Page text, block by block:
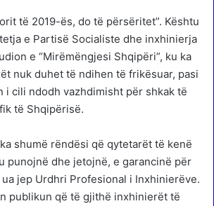
të 2019-ës, do të përsëritet”. Kështu
e Partisë Socialiste dhe inxhinierja
e “Mirëmëngjesi Shqipëri”, ku ka
nuk duhet të ndihen të frikësuar, pasi
i cili ndodh vazhdimisht për shkak të
të Shqipërisë.
shumë rëndësi që qytetarët të kenë
punojnë dhe jetojnë, e garancinë për
jep Urdhri Profesional i Inxhinierëve.
publikun që të gjithë inxhinierët të